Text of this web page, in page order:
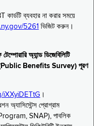
ব্যবহার না করার সময়ে
5261 ভিজিট করুন।
অ্যান্ড ডিজেবিলিটি
(Public Benefits Survey) পূরণ
iXXyiDETtG ।
অ্যাসিস্টেন্স প্রোগ্রাম
SNAP), পাবলিক